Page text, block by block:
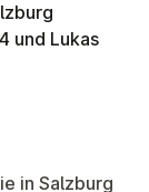
und Lukas
in Salzburg